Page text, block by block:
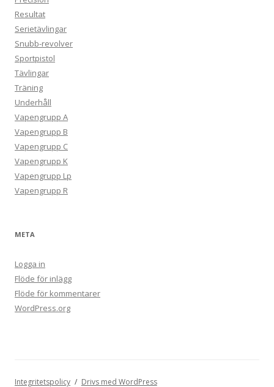
Resultat
Serietävlingar
Snubb-revolver
Sportpistol
Tävlingar
Träning
Underhåll
Vapengrupp A
Vapengrupp B
Vapengrupp C
Vapengrupp K
Vapengrupp Lp
Vapengrupp R
META
Logga in
Flöde för inlägg
Flöde för kommentarer
WordPress.org
Integritetspolicy Drivs med WordPress